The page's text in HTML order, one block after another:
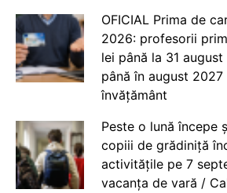
OFICIAL Prima de
2026: profesorii
lei până la 31
până în august
învățământ
Peste o lună începe
copiii de grădiniță
activitățile pe 7
vacanța de vară /